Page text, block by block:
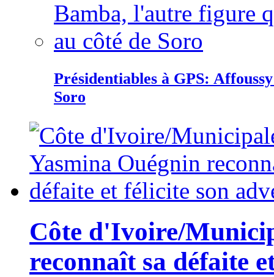
Présidentiables à GPS:
Soro
Côte d'Ivoire/
reconnaît sa défaite